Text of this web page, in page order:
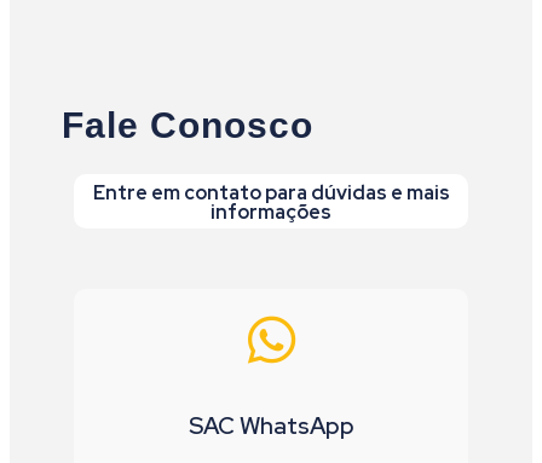
Fale Conosco
Entre em contato para dúvidas e mais
informações
SAC WhatsApp